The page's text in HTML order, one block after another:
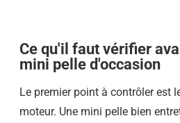
Ce qu'il faut vérifier
mini pelle d'occasion
Le premier point à contrôler est
moteur. Une mini pelle bien